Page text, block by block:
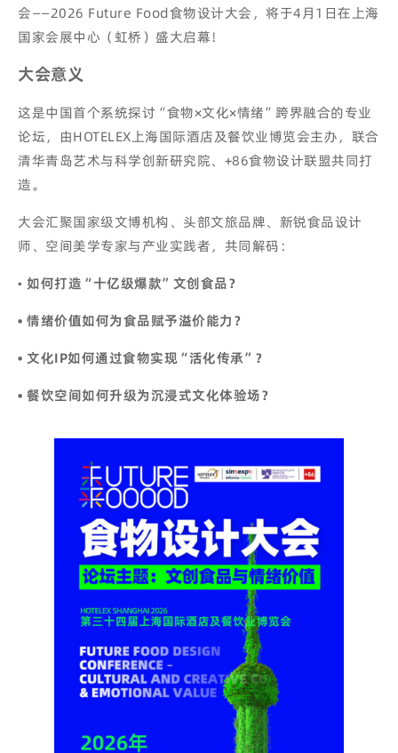
会——2026 Future Food食物设计大会，将于4月1日在上海
国家会展中心（虹桥）盛大启幕！
大会意义
这是中国首个系统探讨“食物×文化×情绪”跨界融合的专业
论坛，由HOTELEX上海国际酒店及餐饮业博览会主办，联合
清华青岛艺术与科学创新研究院、+86食物设计联盟共同打
造。
大会汇聚国家级文博机构、头部文旅品牌、新锐食品设计
师、空间美学专家与产业实践者，共同解码：
• 如何打造“十亿级爆款”文创食品？
• 情绪价值如何为食品赋予溢价能力？
• 文化IP如何通过食物实现“活化传承”？
• 餐饮空间如何升级为沉浸式文化体验场？